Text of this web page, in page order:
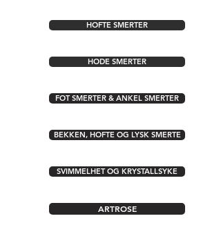
HOFTE SMERTER
HODE SMERTER
FOT SMERTER & ANKEL SMERTER
BEKKEN, HOFTE OG LYSK SMERTE
SVIMMELHET OG KRYSTALLSYKE
ARTROSE